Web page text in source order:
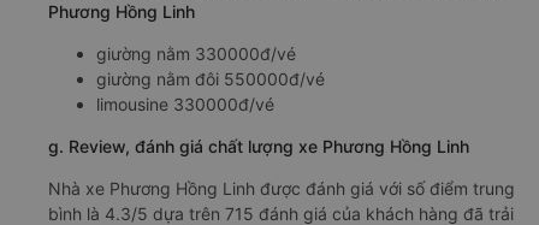
Phương Hồng Linh
giường nằm 330000đ/vé
giường nằm đôi 550000đ/vé
limousine 330000đ/vé
g. Review, đánh giá chất lượng xe Phương Hồng Linh
Nhà xe Phương Hồng Linh được đánh giá với số điểm trung
bình là 4.3/5 dựa trên 715 đánh giá của khách hàng đã trải